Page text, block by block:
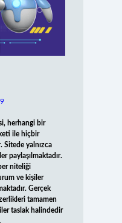
herhangi bir
ile hiçbir
Sitede yalnızca
paylaşılmaktadır.
niteliği
ve kişiler
Gerçek
tamamen
taslak halindedir